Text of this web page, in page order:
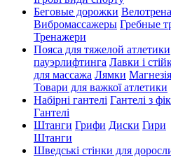
Беговые дорожки
Вибромассажеры Гребные
Тренажери
Пояса для тяжелой атлетики
пауэрлифтинга Лавки і
для массажа Лямки
Товари для важкої атлетики
Набірні гантелі Гантелі з
Гантелі
Штанги Грифи Диски Гири
Штанги
Шведські стінки для